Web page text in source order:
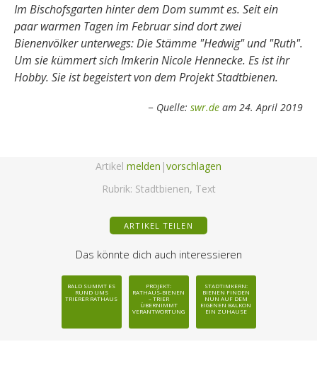
Im Bischofsgarten hinter dem Dom summt es. Seit ein
paar warmen Tagen im Februar sind dort zwei
Bienenvölker unterwegs: Die Stämme "Hedwig" und "Ruth".
Um sie kümmert sich Imkerin Nicole Hennecke. Es ist ihr
Hobby. Sie ist begeistert von dem Projekt Stadtbienen.
Quelle: swr.de am 24. April 2019
Artikel melden |vorschlagen
Rubrik: Stadtbienen, Text
ARTIKEL TEILEN
Das könnte dich auch interessieren
BALD SUMMT ES
RUND UMS
TRIERER RATHAUS
PROJEKT:
RATHAUS-BIENEN
– TRIER
ÜBERNIMMT
VERANTWORTUNG
STADTIMKERN:
BIENEN FINDEN
NUN AUF DEM
EIGENEN BALKON
EIN ZUHAUSE